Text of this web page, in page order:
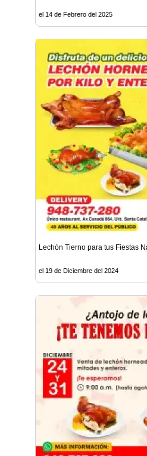
el 14 de Febrero del 2025
Lechón Tierno para tus Fiestas
el 19 de Diciembre del 2024